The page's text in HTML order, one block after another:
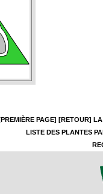
PAGE] [RETOUR] LA
LISTE DES PLANTES